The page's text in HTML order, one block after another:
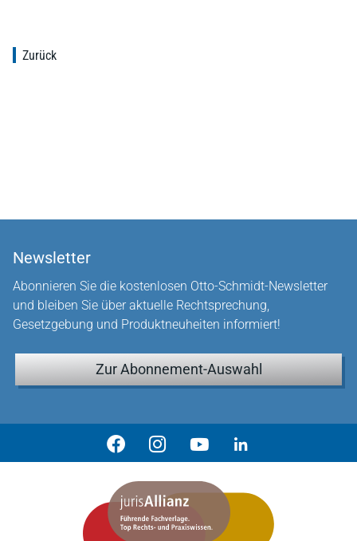
Zurück
Newsletter
Abonnieren Sie die kostenlosen Otto-Schmidt-Newsletter
und bleiben Sie über aktuelle Rechtsprechung,
Gesetzgebung und Produktneuheiten informiert!
Zur Abonnement-Auswahl